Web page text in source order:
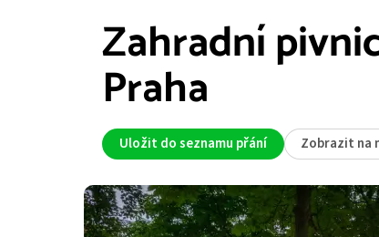
Zahradní
Praha
Uložit do seznamu přání Zobrazit na